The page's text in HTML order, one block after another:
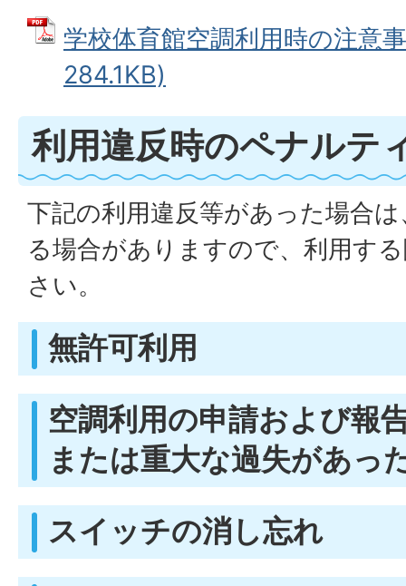
学校体育館空調利用時の注意
284.1KB)
利用違反時のペナルテ
下記の利用違反等があった場合
る場合がありますので、利用す
さい。
無許可利用
空調利用の申請および報
または重大な過失があっ
スイッチの消し忘れ